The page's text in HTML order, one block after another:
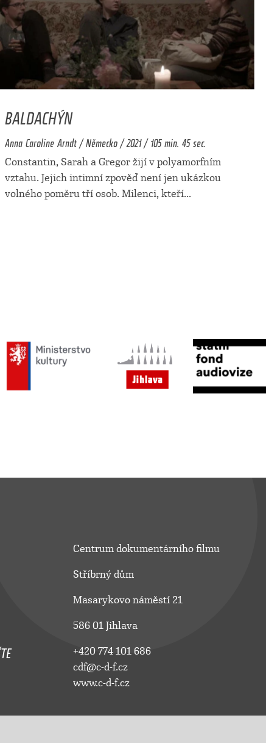
BALDACHÝN
Anna Caroline Arndt / Německo / 2021 / 105 min. 45 sec.
Constantin, Sarah a Gregor žijí v polyamorfním
vztahu. Jejich intimní zpověď není jen ukázkou
volného poměru tří osob. Milenci, kteří...
Centrum dokumentárního filmu
Stříbrný dům
Masarykovo náměstí 21
586 01 Jihlava
+420 774 101 686
cdf@c-d-f.cz
www.c-d-f.cz